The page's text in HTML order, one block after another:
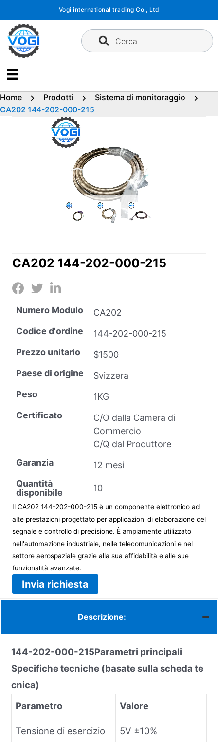
contenuto
Vogi international trading Co., Ltd
Cerca
Home Prodotti
Sistema di monitoraggio
CA202 144-202-000-215
CA202 144-202-000-215
Numero Modulo
CA202
Codice d'ordine
144-202-000-215
Prezzo unitario
$1500
Paese di origine
Svizzera
Peso
1KG
Certificato
C/O dalla Camera di
Commercio
C/Q dal Produttore
Garanzia
12 mesi
Quantità
disponibile
10
Il CA202 144-202-000-215 è un componente elettronico ad
alte prestazioni progettato per applicazioni di elaborazione del
segnale e controllo di precisione. È ampiamente utilizzato
nell'automazione industriale, nelle telecomunicazioni e nel
settore aerospaziale grazie alla sua affidabilità e alle sue
funzionalità avanzate.
Invia richiesta
Descrizione:
144-202-000-215Parametri principali
Specifiche tecniche (basate sulla scheda te
cnica)
Parametro
Valore
Tensione di esercizio 5V ±10%